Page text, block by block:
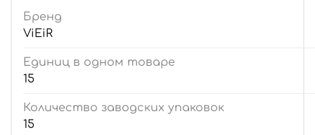
Бренд
ViEiR
Единиц в одном товаре
15
Количество заводских упаковок
15